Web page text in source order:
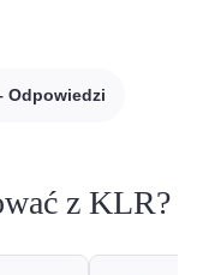
Odpowiedzi
z KLR?